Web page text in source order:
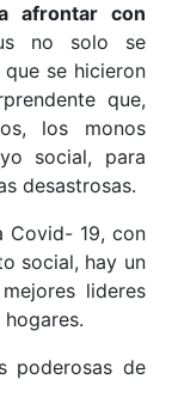
afrontar con
no solo se
se hicieron
que,
los monos
social, para
desastrosas.
Covid- 19, con
social, hay un
lideres
poderosas de